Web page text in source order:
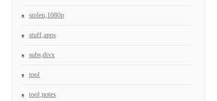
stolen,1080p
stuff,apps
subs,divx
tool
tool,notes